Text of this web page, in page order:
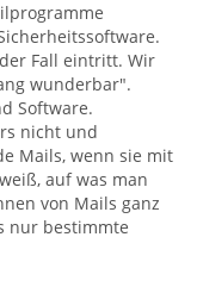
Fall eintritt. Wir
wunderbar".
Software.
nicht und
Mails, wenn sie mit
auf was man
von Mails ganz
nur bestimmte